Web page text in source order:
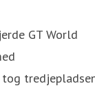
GT World
tog